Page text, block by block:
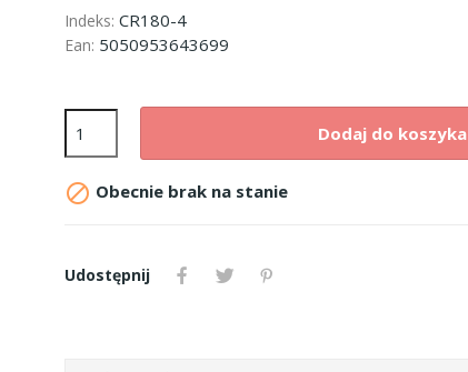
Indeks: CR180-4
Ean: 5050953643699
Dodaj do koszyka
 Obecnie brak na stanie
Udostępnij